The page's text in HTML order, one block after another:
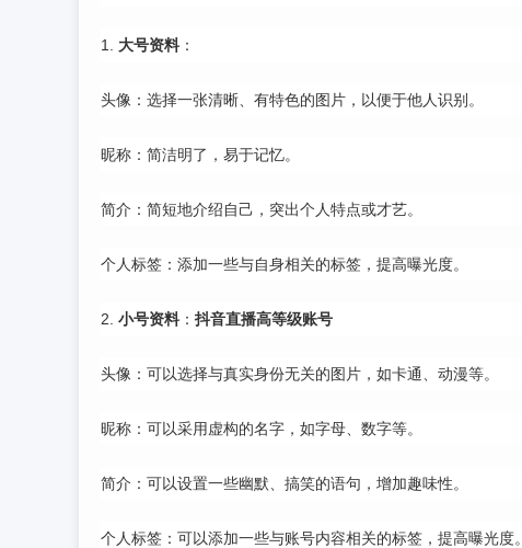
1. 大号资料 ：
头像：选择一张清晰、有特色的图片，以便于他人识别。
昵称：简洁明了，易于记忆。
简介：简短地介绍自己，突出个人特点或才艺。
个人标签：添加一些与自身相关的标签，提高曝光度。
2. 小号资料 ： 抖音直播高等级账号
头像：可以选择与真实身份无关的图片，如卡通、动漫等。
昵称：可以采用虚构的名字，如字母、数字等。
简介：可以设置一些幽默、搞笑的语句，增加趣味性。
个人标签：可以添加一些与账号内容相关的标签，提高曝光度。